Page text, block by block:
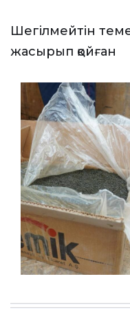
Шегілмейтін
жасырып қойған